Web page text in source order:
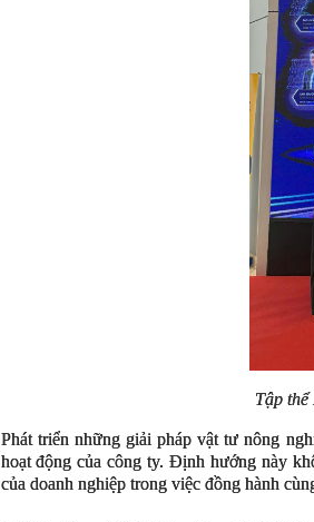
Tập
Phát triển những giải pháp vật tư nông
hoạt động của công ty. Định hướng này
của doanh nghiệp trong việc đồng hành